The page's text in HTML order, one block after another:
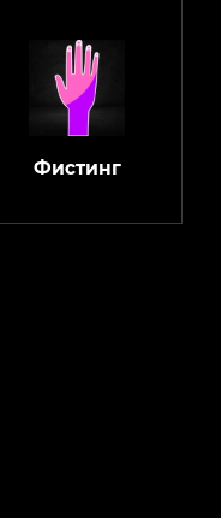
Фистинг